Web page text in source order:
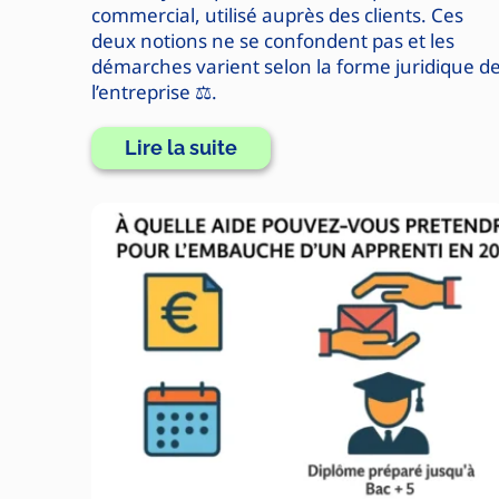
commercial, utilisé auprès des clients. Ces
deux notions ne se confondent pas et les
démarches varient selon la forme juridique
l’entreprise ⚖️.
Lire la suite